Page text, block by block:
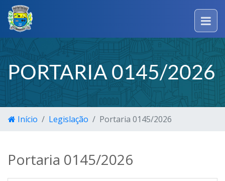
PORTARIA 0145/2026
Início Legislação Portaria 0145/2026
Portaria 0145/2026